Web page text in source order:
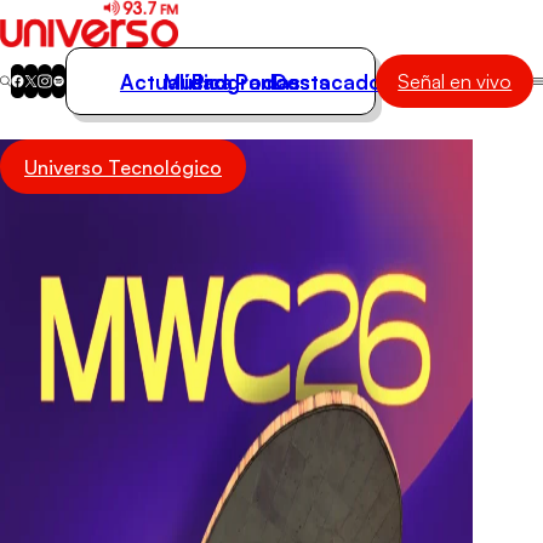
Actualidad
Música
Destacados
Actualidad
Música
Programas
Podcasts
Destacados Señal en vivo
Universo Tecnológico